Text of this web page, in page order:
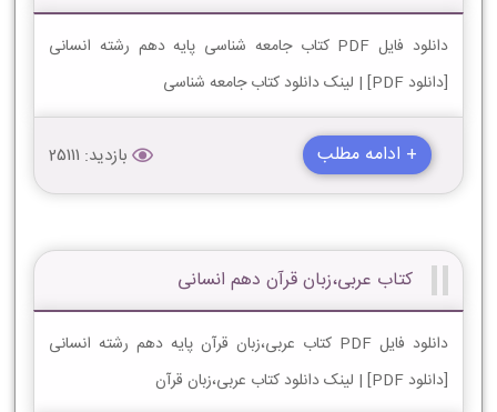
دانلود فایل PDF کتاب جامعه شناسی پایه دهم رشته انسانی
[دانلود PDF] | لینک دانلود کتاب جامعه شناسی
+ ادامه مطلب بازدید: 25111
کتاب عربی،زبان قرآن دهم انسانی
دانلود فایل PDF کتاب عربی،زبان قرآن پایه دهم رشته انسانی
[دانلود PDF] | لینک دانلود کتاب عربی،زبان قرآن